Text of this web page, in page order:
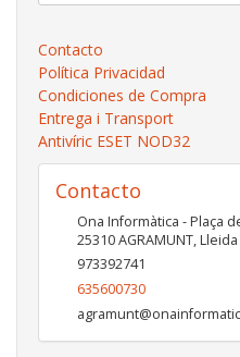
Contacto
Política Privacidad
Condiciones de Compra
Entrega i Transport
Antivíric ESET NOD32
Contacto
Ona Informàtica - Plaça
25310AGRAMUNT,Lleida
973392741
635600730